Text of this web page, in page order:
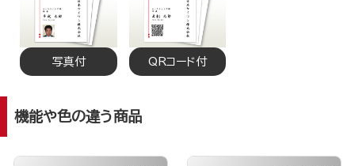
写真付 QRコード付
機能や色の違う商品